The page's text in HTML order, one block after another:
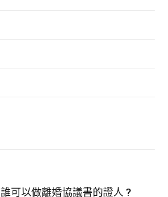
誰可以做離婚協議書的證人 ?